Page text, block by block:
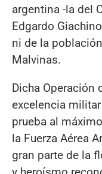
argentina -la del
Edgardo
ni de la
Malvinas.
Dicha Operación
excelencia
prueba al
la Fuerza Aérea
gran parte de la